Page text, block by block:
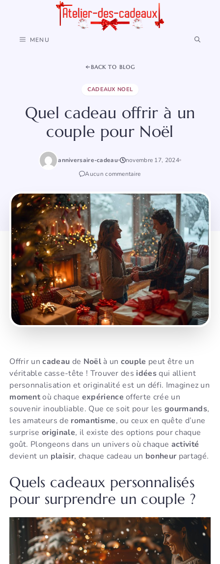
MENU
BACK TO BLOG
CADEAUX NOEL
Quel cadeau offrir à un
couple pour Noël
anniversaire-cadeau
novembre 17, 2024
Aucun commentaire
Offrir uncadeau de Noëlà un couple peut être un
véritable casse-tête ! Trouver des idéesqui allient
personnalisation et originalité est un défi. Imaginez un
momentoù chaque expérience offerte crée un
souvenir inoubliable. Que ce soit pour les gourmands,
les amateurs de romantisme, ou ceux en quête d’une
surpriseoriginale, il existe des options pour chaque
goût. Plongeons dans un univers où chaque activité
devient un plaisir, chaque cadeau un bonheur partagé.
Quels cadeaux personnalisés
pour surprendre un couple ?